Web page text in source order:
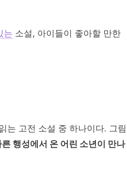
는 소설, 아이들이 좋아할 만한
는 고전 소설 중 하나이다. 그림
행성에서 온 어린 소년이 만나